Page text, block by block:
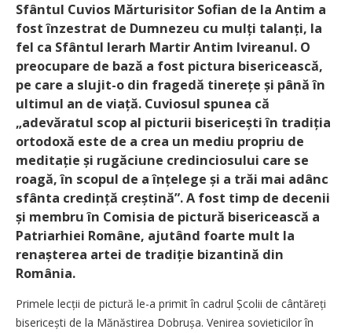
Sfântul Cuvios Mărturisitor Sofian de la Antim a
fost înzestrat de Dumnezeu cu mulți talanți, la
fel ca Sfântul Ierarh Martir Antim Ivireanul. O
preocupare de bază a fost pictura bisericească,
pe care a slujit-o din fragedă tinerețe și până în
ultimul an de viață. Cuviosul spunea că
„adevăratul scop al picturii bisericești în tradiția
ortodoxă este de a crea un mediu propriu de
meditație și rugăciune credinciosului care se
roagă, în scopul de a înțelege și a trăi mai adânc
sfânta credință creștină”. A fost timp de decenii
și membru în Comisia de pictură bisericească a
Patriarhiei Române, ajutând foarte mult la
renașterea artei de tradiție bizantină din
România.
Primele lecții de pictură le-a primit în cadrul Școlii de cântăreți
bise­ricești de la Mănăstirea Dobrușa. Venirea sovieticilor în